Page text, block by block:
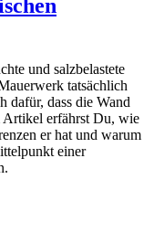
und salzbelastete
tatsächlich
dafür, dass die Wand
Artikel erfährst Du, wie
er hat und warum
einer